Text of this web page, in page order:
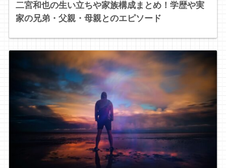
二宮和也の生い立ちや家族構成まとめ！学歴や実
家の兄弟・父親・母親とのエピソード